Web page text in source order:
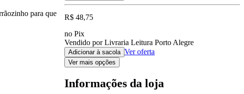
R$ 48,75
no Pix
Vendido por Livraria Leitura Porto Alegre
Adicionar à sacola Ver oferta
Ver mais opções
Informações da loja
para que